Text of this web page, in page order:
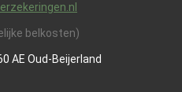
belkosten)
AE Oud-Beijerland